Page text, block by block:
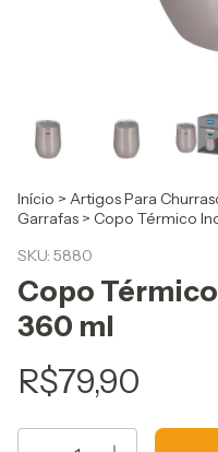
Início > Artigos Para
Garrafas > Copo Térmico
SKU: 5880
Copo
360 ml
R$79,90